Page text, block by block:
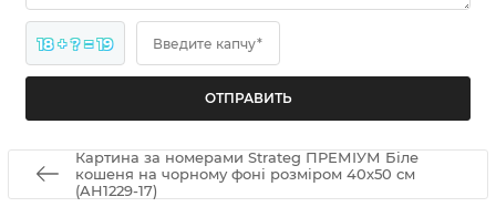
18 + ? = 19 Введите капчу*
Картина за номерами Strateg ПРЕМІУМ Біле
кошеня на чорному фоні розміром 40х50 см
(AH1229-17)